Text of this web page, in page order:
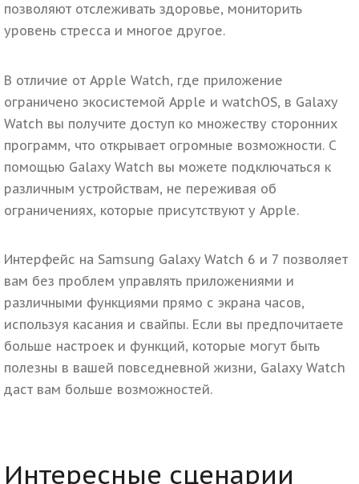
позволяют отслеживать здоровье, мониторить
уровень стресса и многое другое.
В отличие от Apple Watch, где приложение
ограничено экосистемой Apple и watchOS, в Galaxy
Watch вы получите доступ ко множеству сторонних
программ, что открывает огромные возможности. С
помощью Galaxy Watch вы можете подключаться к
различным устройствам, не переживая об
ограничениях, которые присутствуют у Apple.
Интерфейс на Samsung Galaxy Watch 6 и 7 позволяет
вам без проблем управлять приложениями и
различными функциями прямо с экрана часов,
используя касания и свайпы. Если вы предпочитаете
больше настроек и функций, которые могут быть
полезны в вашей повседневной жизни, Galaxy Watch
даст вам больше возможностей.
Интересные сценарии